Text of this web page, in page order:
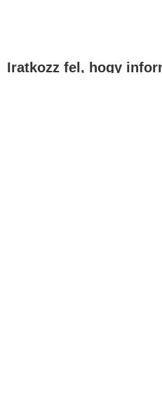
Iratkozz fel, hogy